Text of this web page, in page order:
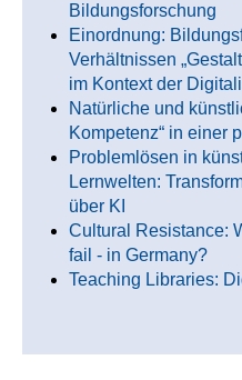
Bildungsforschung
Einordnung:
Verhältnissen
im Kontext der
Natürliche und
Kompetenz“ in einer
Problemlösen in
Lernwelten:
über KI
Cultural Resistance:
fail - in Germany?
Teaching Libraries: